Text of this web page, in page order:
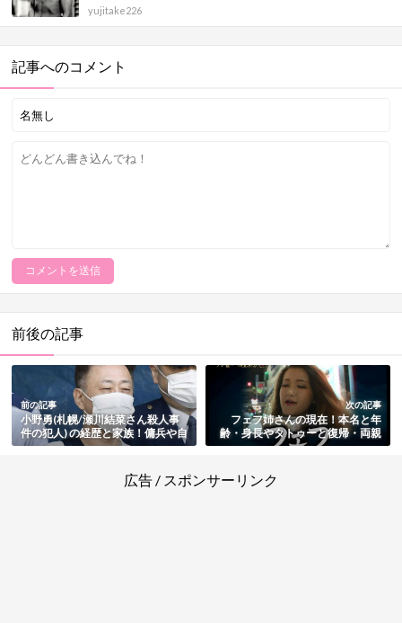
yujitake226
記事へのコメント
前後の記事
前の記事
小野勇(札幌/瀬川結菜さん殺人事
件の犯人) の経歴と家族！傭兵や自
衛隊の過去・前科や結婚歴・自
次の記事
フェフ姉さんの現在！本名と年
齢・身長やタトゥーと復帰・両親
など家族や結婚・経歴と仕事もま
広告 / スポンサーリンク